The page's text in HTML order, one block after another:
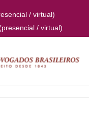
/ virtual)
/ virtual)